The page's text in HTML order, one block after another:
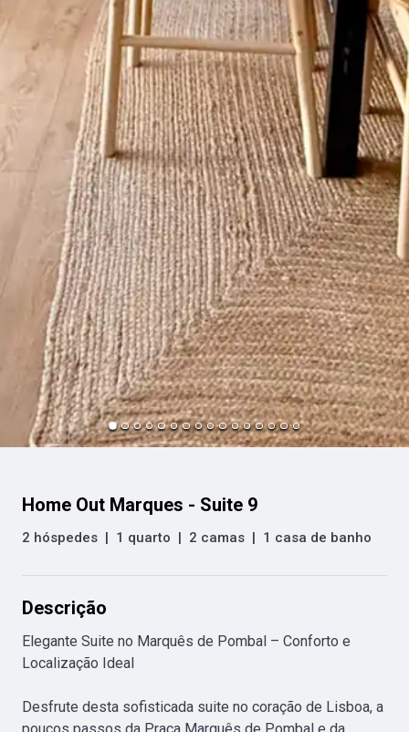
Home Out Marques - Suite 9
2 hóspedes | 1 quarto | 2 camas | 1 casa de banho
Descrição
Elegante Suite no Marquês de Pombal – Conforto e
Localização Ideal
Desfrute desta sofisticada suite no coração de Lisboa, a